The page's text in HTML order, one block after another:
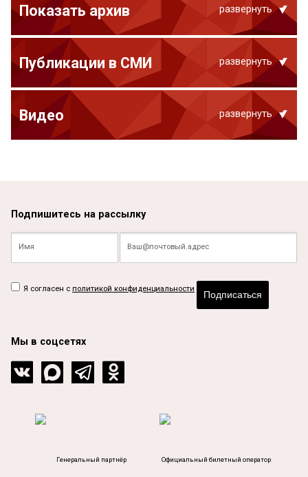
Показать архив развернуть
Публикации в СМИ развернуть
Видео развернуть
Подпишитесь на рассылку
Я согласен с политикой конфиденциальности
Подписаться
Мы в соцсетях
Генеральный партнёр Официальный билетный оператор